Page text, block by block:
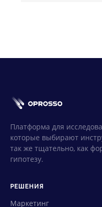
Платформа для
которые выбирают
так же тщательно, как
гипотезу.
РЕШЕНИЯ
Маркетинг